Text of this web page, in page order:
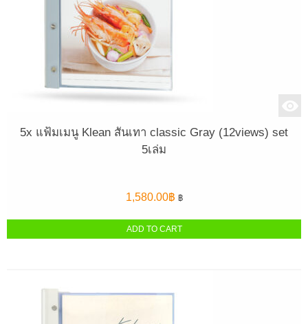
5x แฟ้มเมนู Klean สันเทา classic Gray (12views) set
5เล่ม
1,580.00฿ ฿
ADD TO CART